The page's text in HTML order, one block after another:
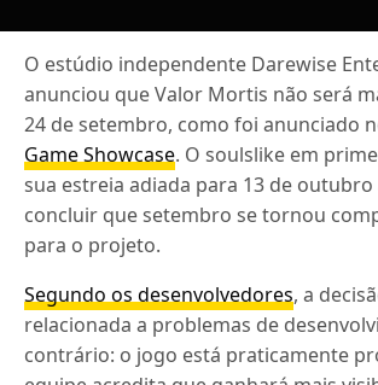
O estúdio independente Darewise
anunciou que Valor Mortis não será
24 de setembro, como foi anunciado
Game Showcase. O soulslike em
sua estreia adiada para 13 de
concluir que setembro se tornou
para o projeto.
Segundo os desenvolvedores, a
relacionada a problemas de
contrário: o jogo está praticamente